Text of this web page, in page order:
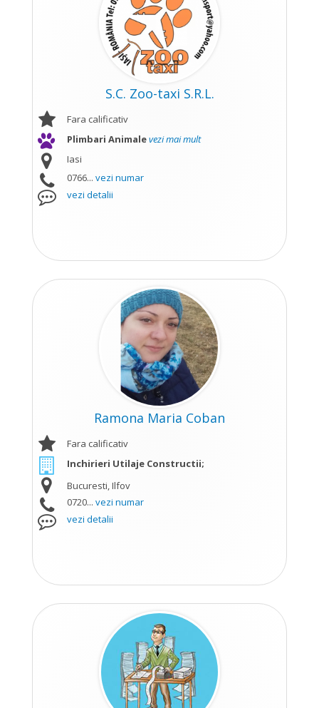
S.C. Zoo-taxi S.R.L.
Fara calificativ
Plimbari Animalevezi mai mult
Iasi
0766... vezi numar
vezi detalii
Ramona Maria Coban
Fara calificativ
Inchirieri Utilaje Constructii;
Bucuresti, Ilfov
0720... vezi numar
vezi detalii